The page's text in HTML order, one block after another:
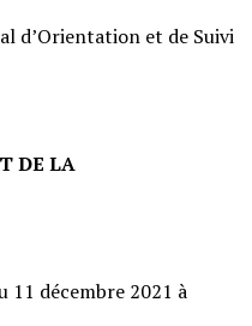
d’Orientation et de Suivi
DE LA
décembre 2021 à